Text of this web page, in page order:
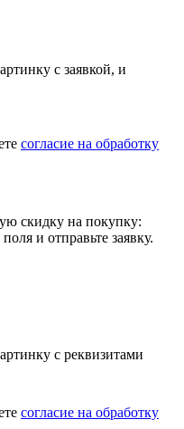
с заявкой, и
согласие на обработку
скидку на покупку:
и отправьте заявку.
с реквизитами
согласие на обработку